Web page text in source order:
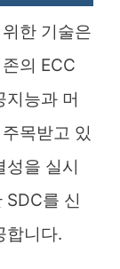
한 기술은
의 ECC
지능과 머
목받고 있
성을 실시
SDC를 신
합니다.